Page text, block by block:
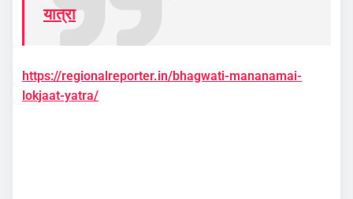
यात्रा
https://regionalreporter.in/bhagwati-mananamai-
lokjaat-yatra/